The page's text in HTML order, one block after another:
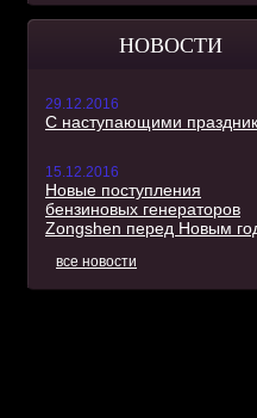
НОВОСТИ
29.12.2016
С наступающими
15.12.2016
Новые поступления
бензиновых генераторов
Zongshen перед Новым
все новости